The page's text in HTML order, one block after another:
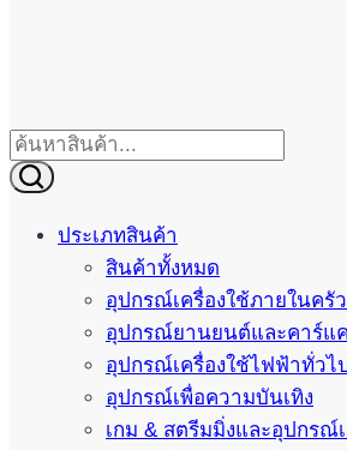
ประเภทสินค้า
สินค้าทั้งหมด
อุปกรณ์เครื่องใช้ภายในครัว
อุปกรณ์ยานยนต์และคาร์แ
อุปกรณ์เครื่องใช้ไฟฟ้าทั่วไป
อุปกรณ์เพื่อความบันเทิง
เกม & สตรีมมิ่งและอุปกรณ์